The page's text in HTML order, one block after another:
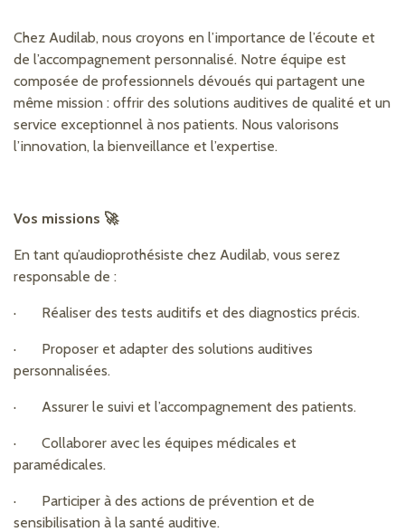
Chez Audilab, nous croyons en l’importance de l’écoute et
de l’accompagnement personnalisé. Notre équipe est
composée de professionnels dévoués qui partagent une
même mission : offrir des solutions auditives de qualité et un
service exceptionnel à nos patients. Nous valorisons
l’innovation, la bienveillance et l’expertise.
Vos missions 🚀
En tant qu’audioprothésiste chez Audilab, vous serez
responsable de :
· Réaliser des tests auditifs et des diagnostics précis.
· Proposer et adapter des solutions auditives
personnalisées.
· Assurer le suivi et l’accompagnement des patients.
· Collaborer avec les équipes médicales et
paramédicales.
· Participer à des actions de prévention et de
sensibilisation à la santé auditive.